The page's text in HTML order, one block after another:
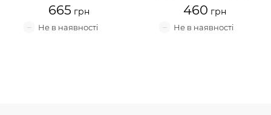
665 460